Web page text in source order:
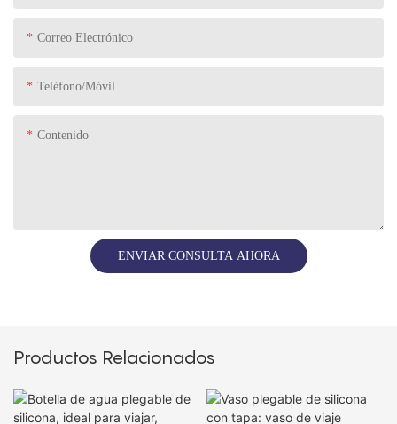
Correo Electrónico
Teléfono/Móvil
Contenido
ENVIAR CONSULTA AHORA
Productos Relacionados